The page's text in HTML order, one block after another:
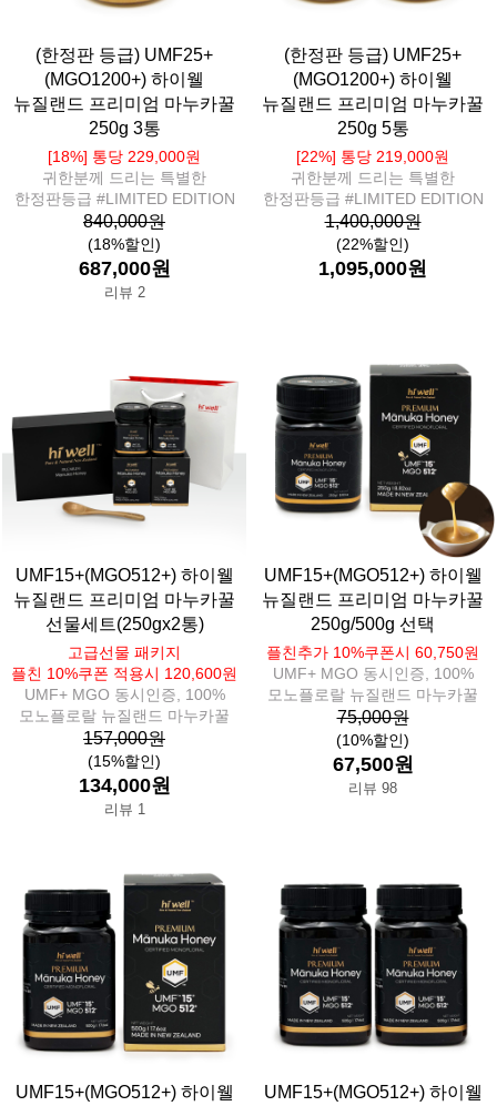
(한정판 등급) UMF25+
(MGO1200+) 하이웰
뉴질랜드 프리미엄 마누카꿀
250g 3통
[18%] 통당 229,000원
귀한분께 드리는 특별한
한정판등급 #LIMITED EDITION
840,000원
(18%할인)
687,000원
리뷰 2
(한정판 등급) UMF25+
(MGO1200+) 하이웰
뉴질랜드 프리미엄 마누카꿀
250g 5통
[22%] 통당 219,000원
귀한분께 드리는 특별한
한정판등급 #LIMITED EDITION
1,400,000원
(22%할인)
1,095,000원
UMF15+(MGO512+) 하이웰
뉴질랜드 프리미엄 마누카꿀
선물세트(250gx2통)
고급선물 패키지
플친 10%쿠폰 적용시 120,600원
UMF+ MGO 동시인증, 100%
모노플로랄 뉴질랜드 마누카꿀
157,000원
(15%할인)
134,000원
리뷰 1
UMF15+(MGO512+) 하이웰
뉴질랜드 프리미엄 마누카꿀
250g/500g 선택
플친추가 10%쿠폰시 60,750원
UMF+ MGO 동시인증, 100%
모노플로랄 뉴질랜드 마누카꿀
75,000원
(10%할인)
67,500원
리뷰 98
UMF15+(MGO512+) 하이웰
UMF15+(MGO512+) 하이웰